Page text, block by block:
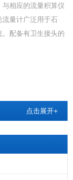
相应的流量积算仪
流量计广泛用于石
配备有卫生接头的
点击展开+